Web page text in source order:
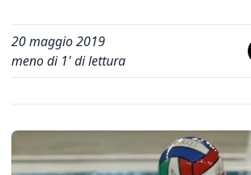
20 maggio 2019
meno di 1' di lettura